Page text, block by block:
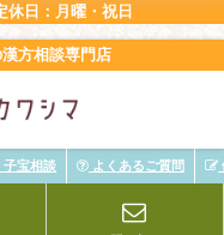
休日：月曜・祝日
方相談専門店
子宝相談 よくあるご質問